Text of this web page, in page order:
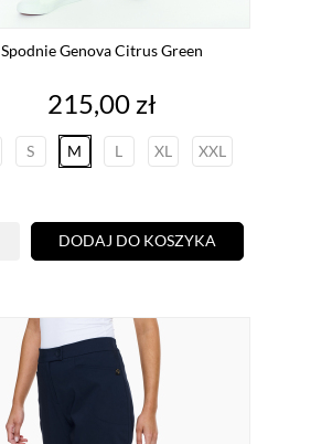
Spodnie Genova Citrus Green
Cena
215,00 zł
S M L XL XXL
DODAJ DO KOSZYKA